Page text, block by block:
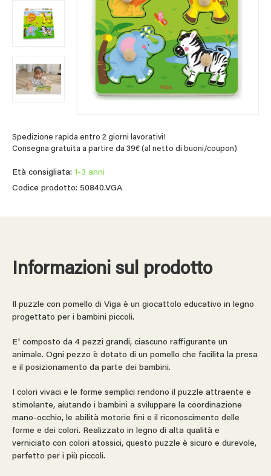
Spedizione rapida entro 2 giorni lavorativi!
Consegna gratuita a partire da 39€ (al netto di buoni/coupon)
Età consigliata: 1-3 anni
Codice prodotto: 50840.VGA
Informazioni sul prodotto
Il puzzle con pomello di Viga è un giocattolo educativo in legno
progettato per i bambini piccoli.
E' composto da 4 pezzi grandi, ciascuno raffigurante un
animale. Ogni pezzo è dotato di un pomello che facilita la presa
e il posizionamento da parte dei bambini.
I colori vivaci e le forme semplici rendono il puzzle attraente e
stimolante, aiutando i bambini a sviluppare la coordinazione
mano-occhio, le abilità motorie fini e il riconoscimento delle
forme e dei colori. Realizzato in legno di alta qualità e
verniciato con colori atossici, questo puzzle è sicuro e durevole,
perfetto per i più piccoli.